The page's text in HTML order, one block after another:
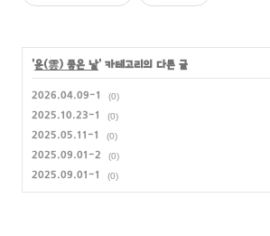
'운(雲) 좋은 날' 카테고리의 다른 글
2026.04.09-1 (0)
2025.10.23-1 (0)
2025.05.11-1 (0)
2025.09.01-2 (0)
2025.09.01-1 (0)